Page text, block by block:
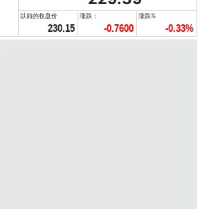
以前的收盘价
230.15
涨跌：
-0.7600
涨跌%
-0.33%